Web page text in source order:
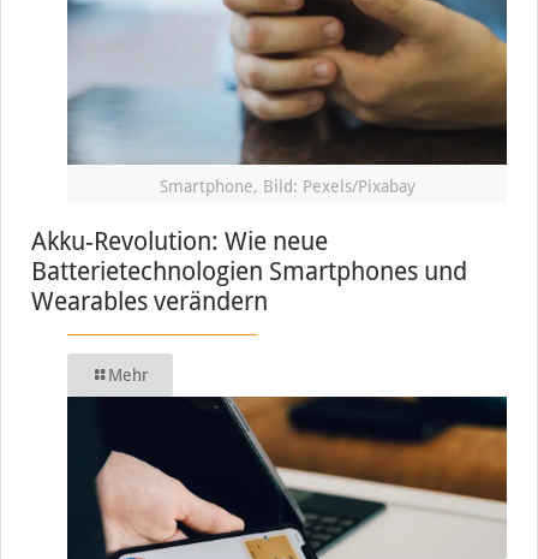
Smartphone, Bild: Pexels/Pixabay
Akku-Revolution: Wie neue
Batterietechnologien Smartphones und
Wearables verändern
Mehr